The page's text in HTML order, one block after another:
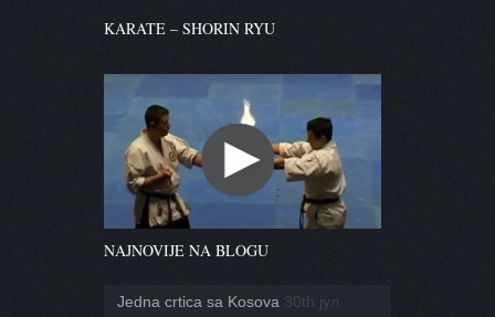
KARATE – SHORIN RYU
NAJNOVIJE NA BLOGU
Jedna crtica sa Kosova 30th јул